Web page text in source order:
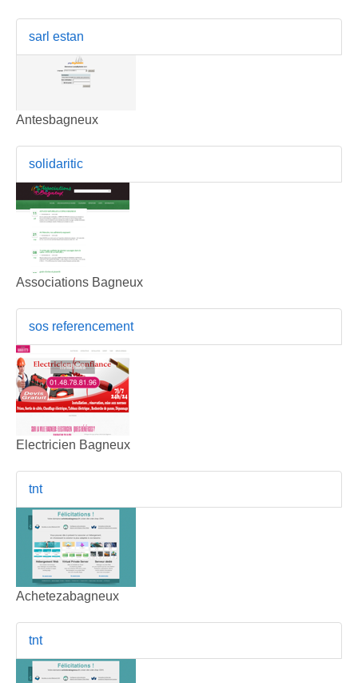
sarl estan
Antesbagneux
solidaritic
Associations Bagneux
sos referencement
Electricien Bagneux
tnt
Achetezabagneux
tnt